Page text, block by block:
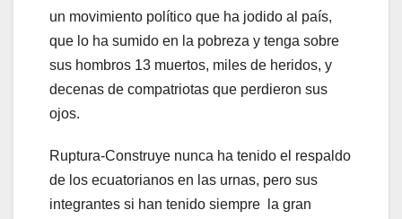
un movimiento político que ha jodido al país,
que lo ha sumido en la pobreza y tenga sobre
sus hombros 13 muertos, miles de heridos, y
decenas de compatriotas que perdieron sus
ojos.
Ruptura-Construye nunca ha tenido el respaldo
de los ecuatorianos en las urnas, pero sus
integrantes si han tenido siempre la gran